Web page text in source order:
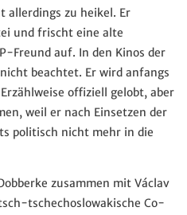
allerdings zu heikel. Er
und frischt eine alte
Freund auf. In den Kinos der
beachtet. Er wird anfangs
offiziell gelobt, aber
weil er nach Einsetzen der
politisch nicht mehr in die
zusammen mit Václav
tschechoslowakische Co-